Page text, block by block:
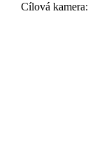
Cílová kamera: